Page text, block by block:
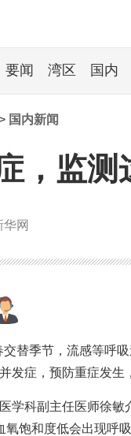
要闻 湾区 国内
国内新闻
，监测
网
替季节，流感等呼
发症，预防重症发
学科副主任医师徐
氧饱和度低会出现呼